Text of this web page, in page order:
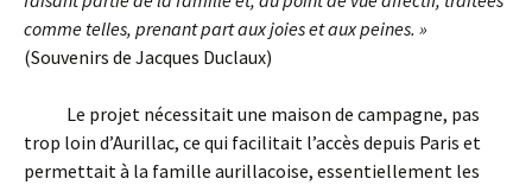
comme telles, prenant part aux joies et aux peines. »
(Souvenirs de Jacques Duclaux)
Le projet nécessitait une maison de campagne, pas
trop loin d’Aurillac, ce qui facilitait l’accès depuis Paris et
permettait à la famille aurillacoise, essentiellement les